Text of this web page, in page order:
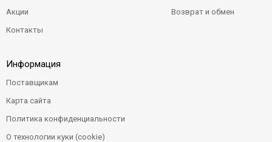
Акции
Контакты
Возврат и обмен
Информация
Поставщикам
Карта сайта
Политика конфиденциальности
О технологии куки (cookie)